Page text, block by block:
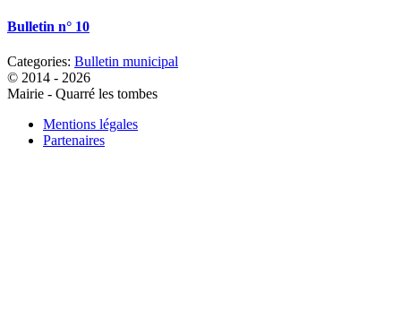
Bulletin n° 10
Categories: Bulletin municipal
© 2014 - 2026
Mairie - Quarré les tombes
Mentions légales
Partenaires